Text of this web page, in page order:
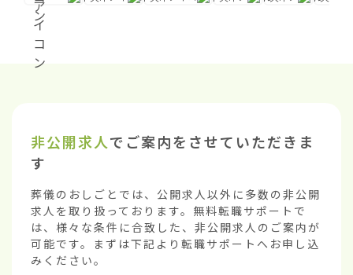
非公開求人でご案内をさせていただきま
す
葬儀のおしごとでは、公開求人以外に多数の非公開
求人を取り扱っております。無料転職サポートで
は、様々な条件に合致した、非公開求人のご案内が
可能です。まずは下記より転職サポートへお申し込
みください。